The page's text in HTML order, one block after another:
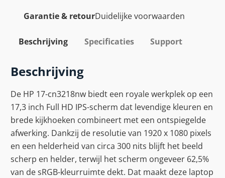
Garantie & retourDuidelijke voorwaarden
Beschrijving Specificaties Support
Beschrijving
De HP 17-cn3218nw biedt een royale werkplek op een
17,3 inch Full HD IPS-scherm dat levendige kleuren en
brede kijkhoeken combineert met een ontspiegelde
afwerking. Dankzij de resolutie van 1920 x 1080 pixels
en een helderheid van circa 300 nits blijft het beeld
scherp en helder, terwijl het scherm ongeveer 62,5%
van de sRGB-kleurruimte dekt. Dat maakt deze laptop